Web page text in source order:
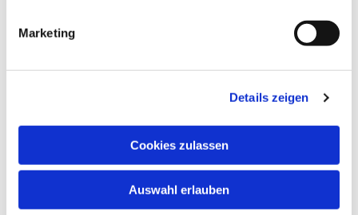
Marketing
Details zeigen
Cookies zulassen
Auswahl erlauben
Cost: €10.00 (payable on site)
Please register in writing by mail or email:
arbeitmitfrauen@pek.de at least 3 days before the